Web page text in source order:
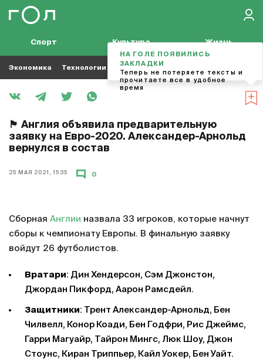
Спорт Культура Жизнь
Экономика Технологии Кино Футбол
🏴󠁧󠁢󠁥󠁮󠁧󠁿 Англия объявила предварительную
заявку на Евро-2020. Александер-Арнольд
вернулся в состав
25 МАЯ 2021, 15:35 0
Сборная Англии назвала 33 игроков, которые начнут
сборы к чемпионату Европы. В финальную заявку
войдут 26 футболистов.
Вратари: Дин Хендерсон, Сэм Джонстон,
Джордан Пикфорд, Аарон Рамсдейл.
Защитники: Трент Александер-Арнольд, Бен
Чилвелл, Конор Коади, Бен Годфри, Рис Джеймс,
Гарри Магуайр, Тайрон Мингс, Люк Шоу, Джон
Стоунс, Киран Триппьер, Кайл Уокер, Бен Уайт.
НА ГОЛЕ ПОЯВИЛИСЬ
ЗАКЛАДКИ
Теперь не потеряете тексты и
прочитаете все в удобное
время